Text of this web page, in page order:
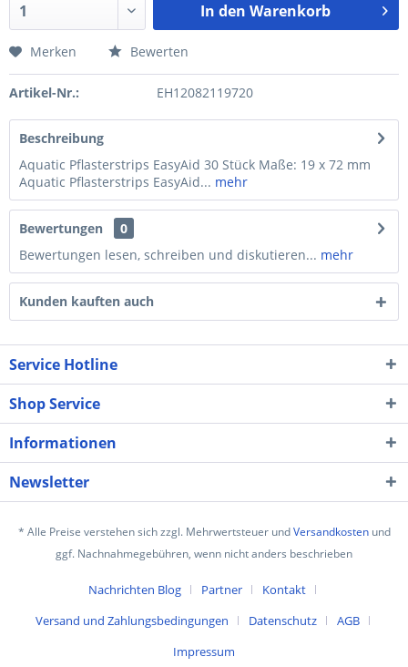
In den Warenkorb
Merken Bewerten
Artikel-Nr.: EH12082119720
Beschreibung
Aquatic Pflasterstrips EasyAid 30 Stück Maße: 19 x 72 mm
Aquatic Pflasterstrips EasyAid... mehr
Bewertungen
0
Bewertungen lesen, schreiben und diskutieren... mehr
Kunden kauften auch
Service Hotline
Shop Service
Informationen
Newsletter
* Alle Preise verstehen sich zzgl. Mehrwertsteuer undVersandkostenund
ggf. Nachnahmegebühren, wenn nicht anders beschrieben
Nachrichten Blog Partner
Kontakt
Versand und Zahlungsbedingungen
Datenschutz
AGB
Impressum